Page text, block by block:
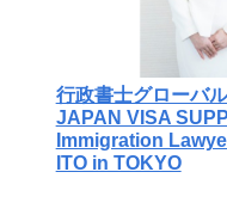
行政書士グローバ
JAPAN VISA
Immigration
ITO in TOKYO